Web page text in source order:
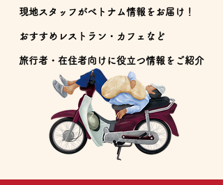
​現地スタッフがベトナム情報をお届け！
​おすすめレストラン・カフェなど
​旅行者・在住者向けに役立つ情報をご紹介